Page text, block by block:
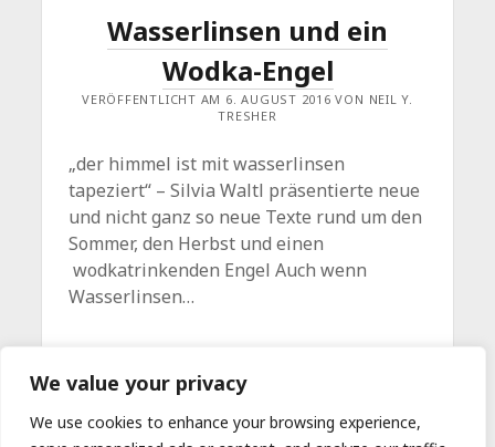
We value your privacy
We use cookies to enhance your browsing experience,
Wasserlinsen und ein
Wodka-Engel
VERÖFFENTLICHT AM 6. AUGUST 2016 VON NEIL Y.
TRESHER
„der himmel ist mit wasserlinsen
tapeziert“ – Silvia Waltl präsentierte neue
und nicht ganz so neue Texte rund um den
Sommer, den Herbst und einen
wodkatrinkenden Engel Auch wenn
Wasserlinsen…
UND
WODKA-
ENGEL